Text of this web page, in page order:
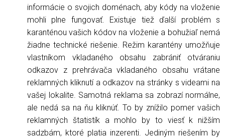
informácie o svojich doménach, aby kódy na vloženie
mohli plne fungovať. Existuje tiež ďalší problém s
karanténou vašich kódov na vloženie a bohužiaľ nemá
žiadne technické riešenie. Režim karantény umožňuje
vlastníkom vkladaného obsahu zabrániť otváraniu
odkazov z prehrávača vkladaného obsahu vrátane
reklamných kliknutí a odkazov na stránky s videami na
vašej lokalite. Samotná reklama sa zobrazí normálne,
ale nedá sa na ňu kliknúť. To by znížilo pomer vašich
reklamných štatistík a mohlo by to viesť k nižším
sadzbám, ktoré platia inzerenti. Jediným riešením by